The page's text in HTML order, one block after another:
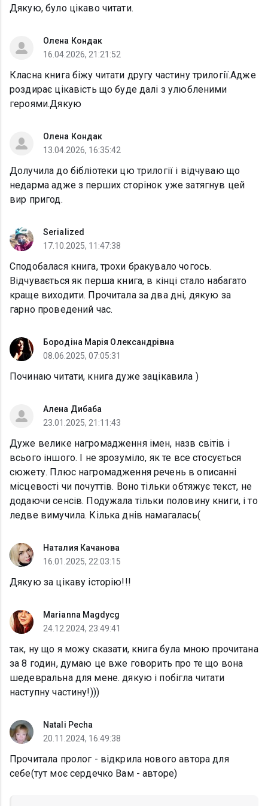
Дякую, було цікаво читати.
Олена Кондак
16.04.2026, 21:21:52
Класна книга біжу читати другу частину трилогії.Адже
роздирає цікавість що буде далі з улюбленими
героями.Дякую
Олена Кондак
13.04.2026, 16:35:42
Долучила до бібліотеки цю трилогії і відчуваю що
недарма адже з перших сторінок уже затягнув цей
вир пригод.
Serialized
17.10.2025, 11:47:38
Сподобалася книга, трохи бракувало чогось.
Відчувається як перша книга, в кінці стало набагато
краще виходити. Прочитала за два дні, дякую за
гарно проведений час.
Бородіна Марія Олександрівна
08.06.2025, 07:05:31
Починаю читати, книга дуже зацікавила )
Алена Дибаба
23.01.2025, 21:11:43
Дуже велике нагромадження імен, назв світів і
всього іншого. І не зрозуміло, як те все стосується
сюжету. Плюс нагромадження речень в описанні
місцевості чи почуттів. Воно тільки обтяжує текст, не
додаючи сенсів. Подужала тільки половину книги, і то
ледве вимучила. Кілька днів намагалась(
Наталия Качанова
16.01.2025, 22:03:15
Дякую за цікаву історію!!!
Marianna Magdycg
24.12.2024, 23:49:41
так, ну що я можу сказати, книга була мною прочитана
за 8 годин, думаю це вже говорить про те що вона
шедевральна для мене. дякую і побігла читати
наступну частину!)))
Natali Pecha
20.11.2024, 16:49:38
Прочитала пролог - відкрила нового автора для
себе(тут моє сердечко Вам - авторе)